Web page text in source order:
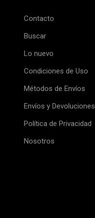
Contacto
Buscar
Lo nuevo
Condiciones de Uso
Métodos de Envíos
Envíos y Devoluciones
Política de Privacidad
Nosotros